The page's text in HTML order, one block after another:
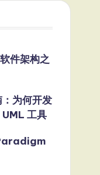
件架构之
为何开发
工具